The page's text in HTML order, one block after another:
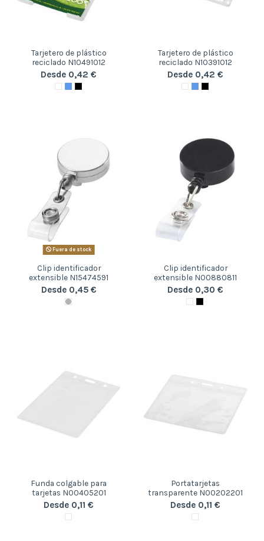
Tarjetero de plástico
reciclado N10491012
Desde 0,42 €
Tarjetero de plástico
reciclado N10391012
Desde 0,42 €
Fuera de stock
Clip identificador
extensible N15474591
Desde 0,45 €
Clip identificador
extensible N00880811
Desde 0,30 €
Funda colgable para
tarjetas N00405201
Desde 0,11 €
Portatarjetas
transparente N00202201
Desde 0,11 €